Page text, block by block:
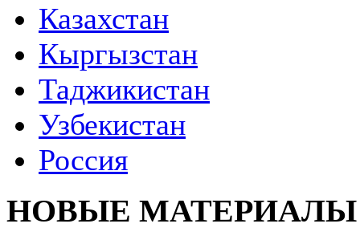
Казахстан
Кыргызстан
Таджикистан
Узбекистан
Россия
НОВЫЕ МАТЕРИАЛЫ